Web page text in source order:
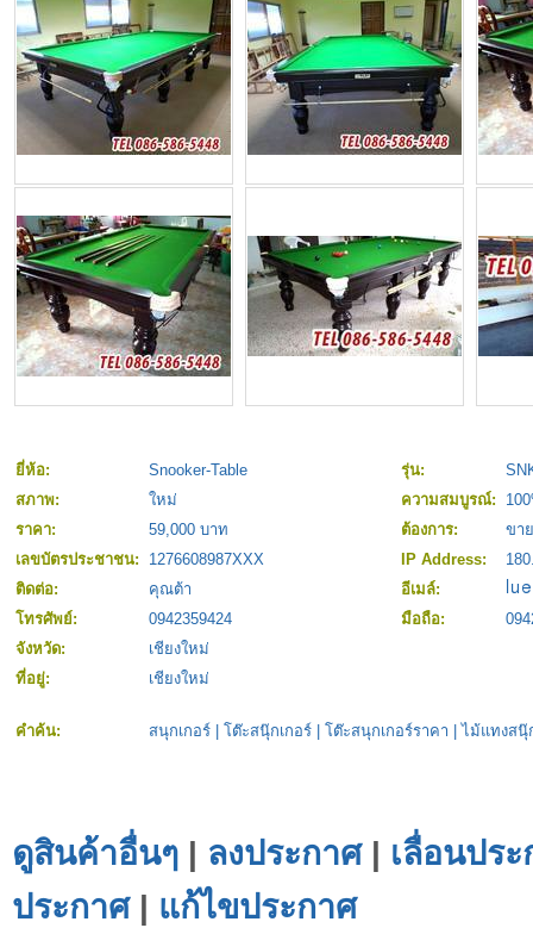
ยี่ห้อ: Snooker-Table รุ่น:
สภาพ:
ใหม่ ความสมบูรณ์:
ราคา:
59,000 บาท ต้องการ:
ขาย
เลขบัตรประชาชน:
1276608987XXX IP Address:
ติดต่อ:
คุณต้า
อีเมล์:
โทรศัพย์:
0942359424 มือถือ:
จังหวัด:
เชียงใหม่
ที่อยู่:
เชียงใหม่
คำค้น: สนุกเกอร์ โต๊ะสนุ๊กเกอร์ โต๊ะสนุกเกอร์ราคา |ไม้แทงสนุ๊
ดูสินค้าอื่นๆ | ลงประกาศ| เลื่อนปร
ประกาศ| แก้ไขประกาศ